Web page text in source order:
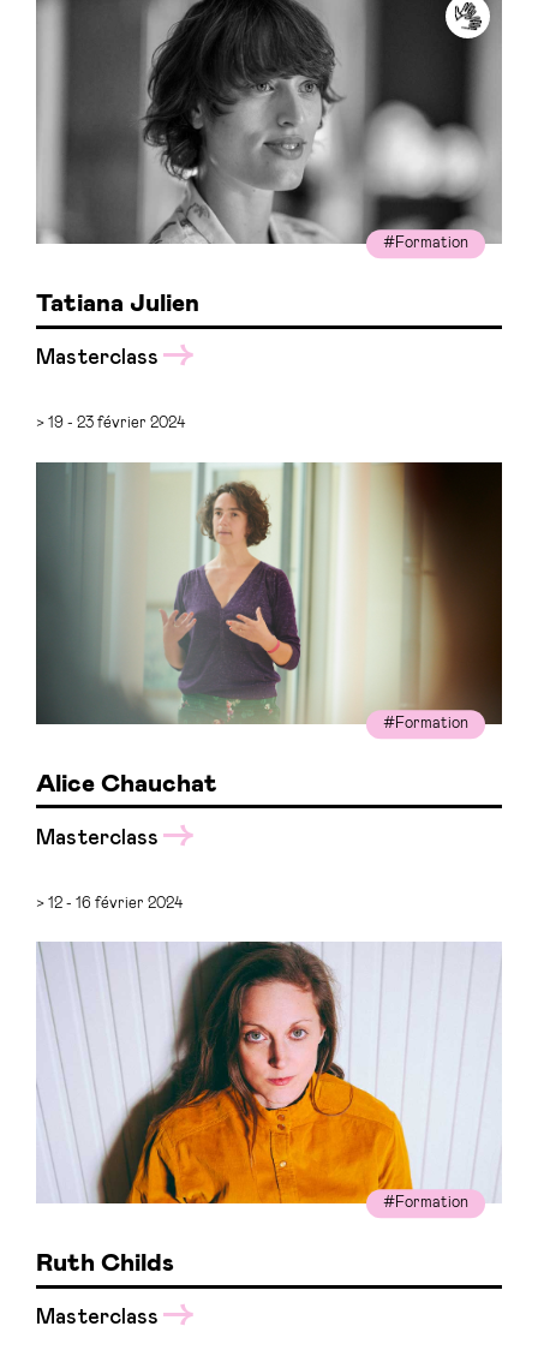
#Formation
Tatiana Julien
Masterclass
> 19 - 23 février 2024
#Formation
Alice Chauchat
Masterclass
> 12 - 16 février 2024
#Formation
Ruth Childs
Masterclass